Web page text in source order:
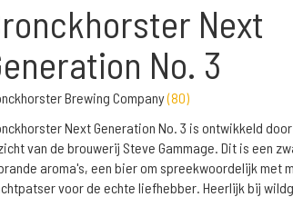
Next
No. 3
Brewing Company(80)
Next Generation No. 3 is ontwikkeld
van de brouwerij Steve Gammage. Dit is een
aroma's, een bier om spreekwoordelijk met
voor de echte liefhebber. Heerlijk bij